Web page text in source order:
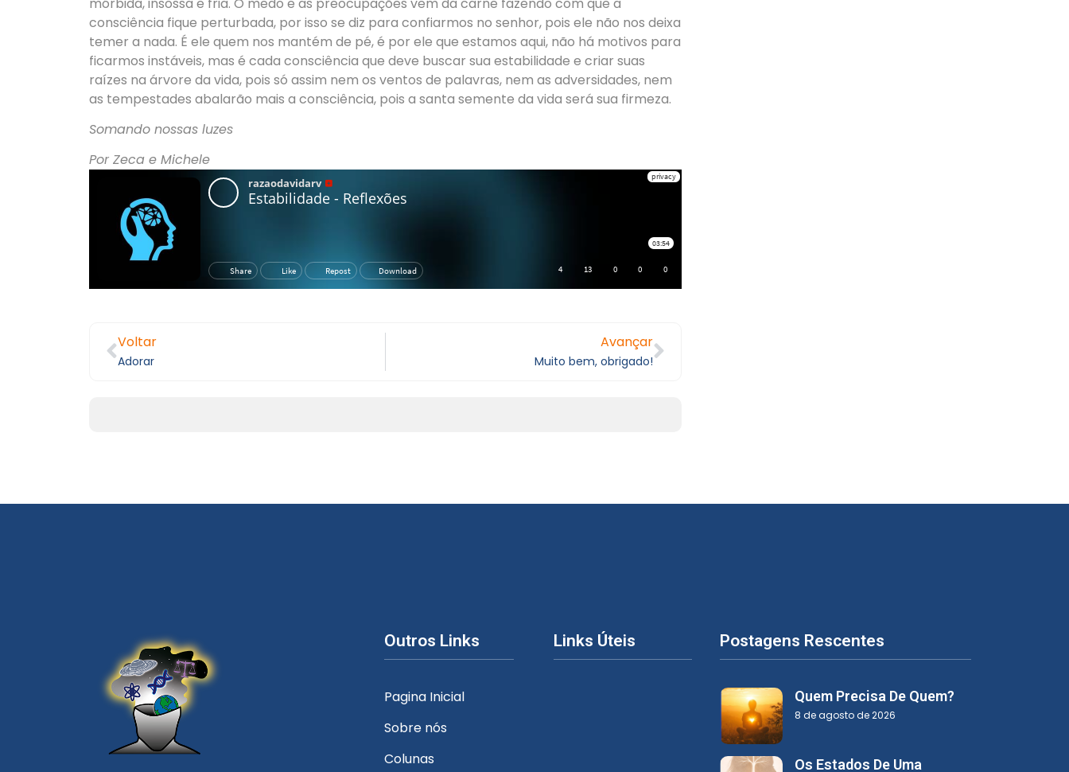
consciência fique perturbada, por isso se diz para confiarmos no senhor, pois ele não nos deixa
temer a nada. É ele quem nos mantém de pé, é por ele que estamos aqui, não há motivos para
ficarmos instáveis, mas é cada consciência que deve buscar sua estabilidade e criar suas
raízes na árvore da vida, pois só assim nem os ventos de palavras, nem as adversidades, nem
as tempestades abalarão mais a consciência, pois a santa semente da vida será sua firmeza.
Somando nossas luzes
Por Zeca e Michele
Voltar
Adorar
Avançar
Muito bem, obrigado!
Outros Links
Pagina Inicial
Sobre nós
Colunas
Links Úteis Postagens Rescentes
Quem Precisa De Quem?
8 de agosto de 2026
Os Estados De Uma